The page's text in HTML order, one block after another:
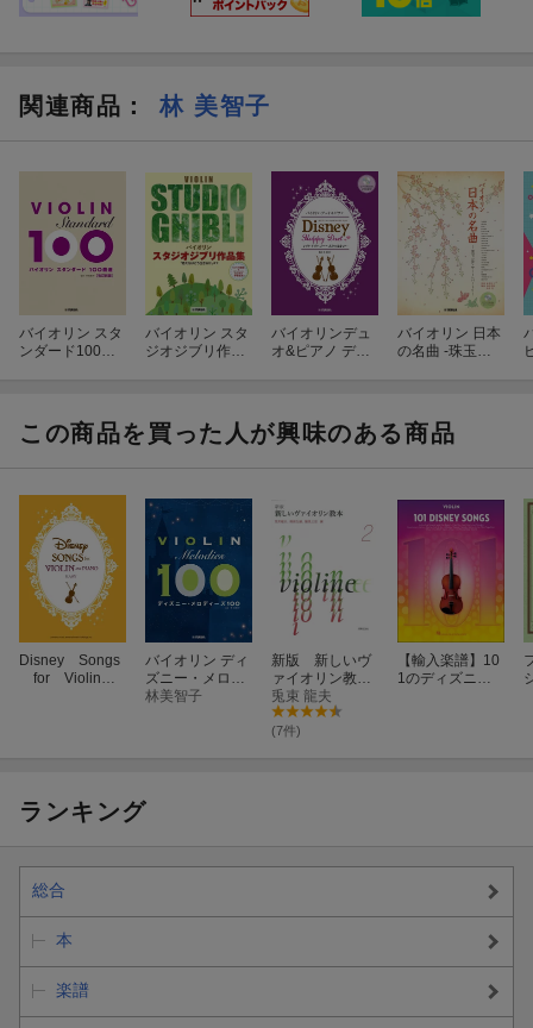
難易度: 中級
難易度: 中級
[13] カラー・オブ・ザ・ウィンド
難易度: 中級
[14] 不思議の国のアリス
『不思議の国のアリス』より
難易度: 中級
グレード: 中級
『ライオン・キング』より
グレード: 中級
[9] ハイ・ホー
グレード: 中級
[10] スーパーカリフラジリスティックエクスピアリドーシャス
『メリー・ポピンズ』より
グレード: 中級
グレード: 中級
『眠れる森の美女』より
グレード: 中級
[13] カラー・オブ・ザ・ウィンド
『ポカホンタス』より
グレード: 中級
[14] 不思議の国のアリス
関連商品 ： 林 美智子
バイオリン スタ
ンダード100曲
バイオリン スタ
ジオジブリ作品
&カラオケ伴奏
音源付
バイオリンデュ
オ&ピアノ ディ
ト・ゴー〜あり
のままで〜
バイオリン 日本
の名曲 -珠玉の
この商品を買った人が興味のある商品
Disney Songs
for Violin a
バイオリン ディ
ズニー・メロデ
ィーズ100
林美智子
新版 新しいヴ
ァイオリン教本
2
兎束 龍夫
(7件)
【輸入楽譜】10
1のディズニ
ランキング
総合
本
楽譜